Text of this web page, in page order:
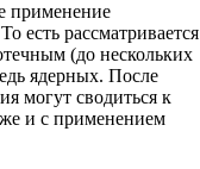
применение
есть рассматривается
(до нескольких
ядерных. После
могут сводиться к
и с применением